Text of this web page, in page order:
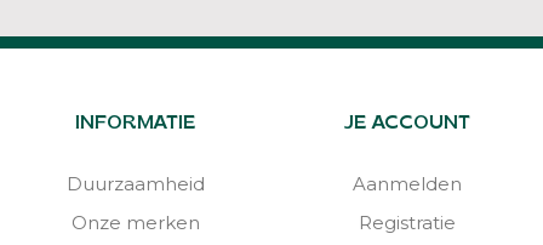
INFORMATIE
Duurzaamheid
Onze merken
JE ACCOUNT
Aanmelden
Registratie